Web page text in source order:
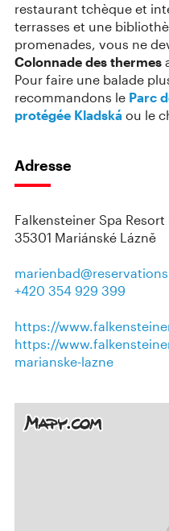
restaurant tchèque et
terrasses et une
promenades, vous ne
Colonnade des thermes
Pour faire une balade
recommandons le Parc
protégée Kladská ou le
Adresse
Falkensteiner Spa
35301 Mariánské Lázně
+420 354 929 399
https://
https://
marianske-lazne